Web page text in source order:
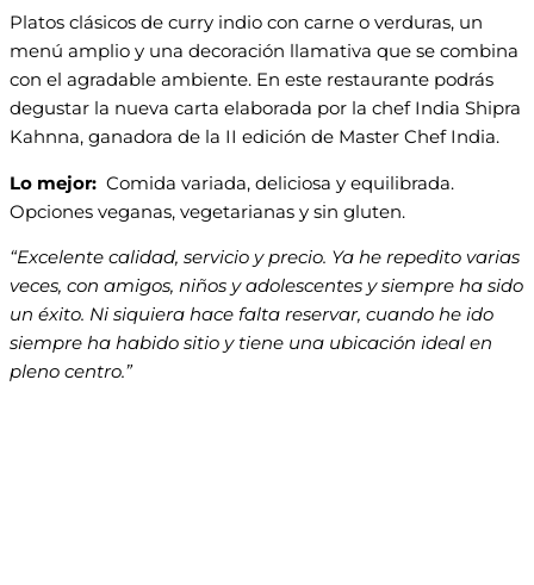
Platos clásicos de curry indio con carne o verduras, un
menú amplio y una decoración llamativa que se combina
con el agradable ambiente. En este restaurante podrás
degustar la nueva carta elaborada por la chef India Shipra
Kahnna, ganadora de la II edición de Master Chef India.
Lo mejor: Comida variada, deliciosa y equilibrada.
Opciones veganas, vegetarianas y sin gluten.
“Excelente calidad, servicio y precio. Ya he repedito varias
veces, con amigos, niños y adolescentes y siempre ha sido
un éxito. Ni siquiera hace falta reservar, cuando he ido
siempre ha habido sitio y tiene una ubicación ideal en
pleno centro.”